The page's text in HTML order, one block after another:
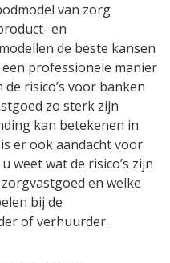
van zorg
en
de beste kansen
professionele manier
risico’s voor banken
zo sterk zijn
kan betekenen in
er ook aandacht voor
weet wat de risico’s zijn
en welke
bij de
of verhuurder.